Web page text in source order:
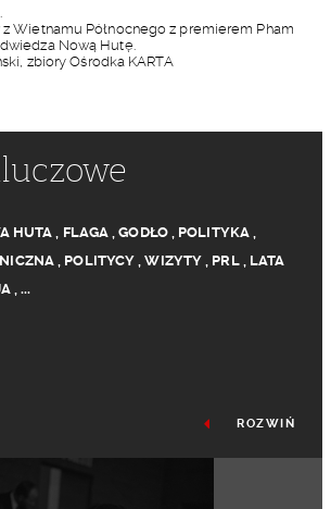
Wietnamu Północnego z premierem Pham
Nową Hutę.
zbiory Ośrodka KARTA
HUTA , FLAGA ,GODŁO, POLITYKA,
, POLITYCY ,WIZYTY , PRL, LATA
,...
ROZWIŃ